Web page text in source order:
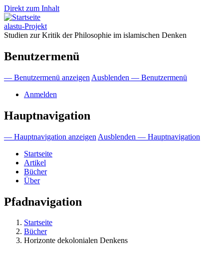
Direkt zum Inhalt
alastu-Projekt
Studien zur Kritik der Philosophie im islamischen Denken
Benutzermenü
— Benutzermenü anzeigen Ausblenden — Benutzermenü
Anmelden
Hauptnavigation
— Hauptnavigation anzeigen Ausblenden — Hauptnavigation
Startseite
Artikel
Bücher
Über
Pfadnavigation
Startseite
Bücher
Horizonte dekolonialen Denkens